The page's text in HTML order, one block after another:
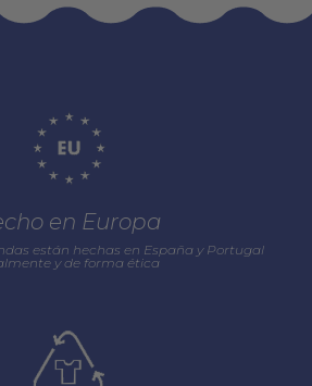
en Europa
están hechas en España y Portugal
y de forma ética